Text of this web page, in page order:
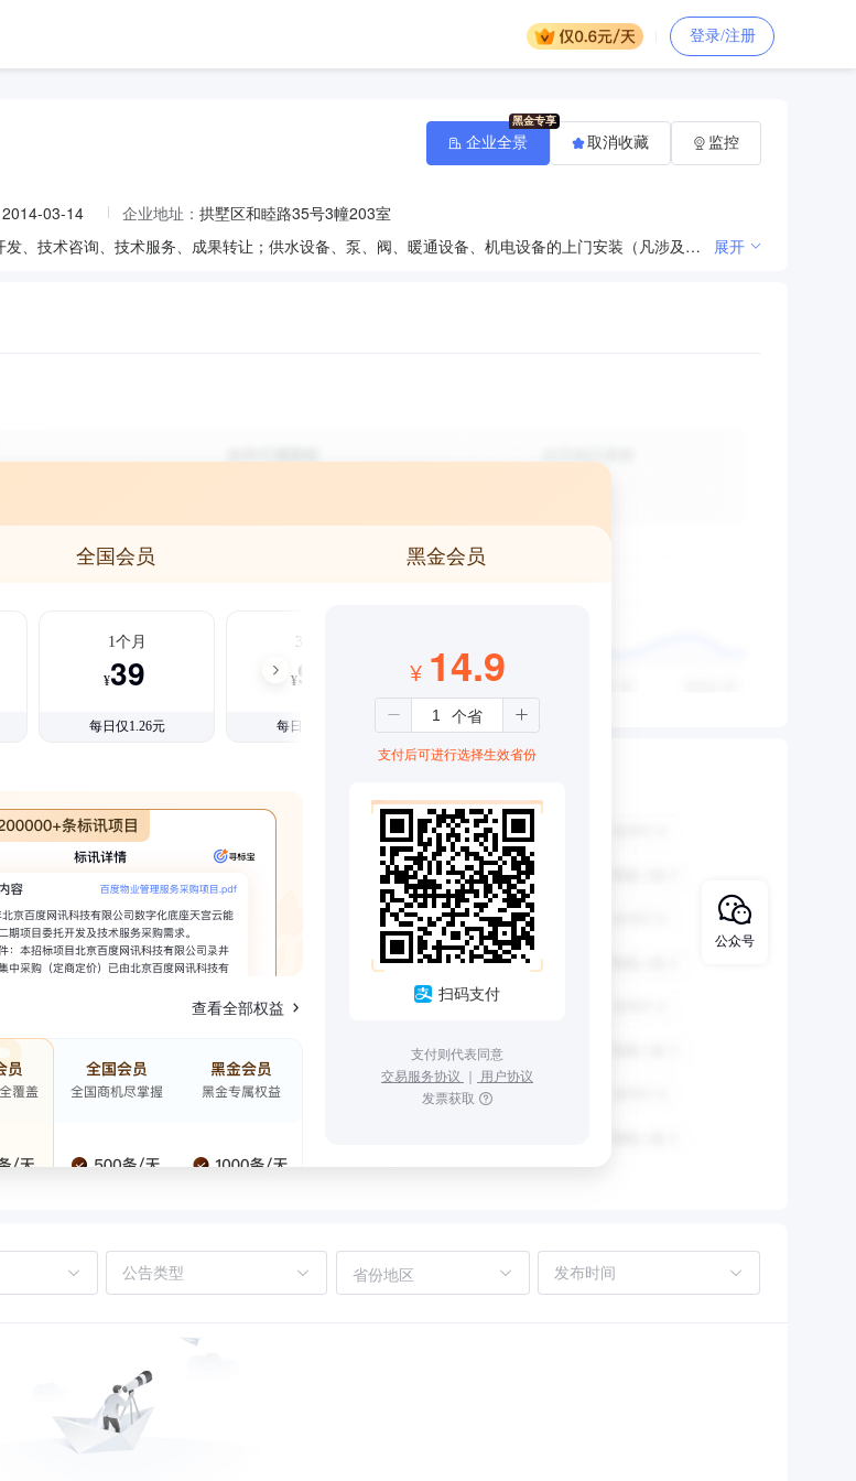
登录/注册
2014-03-14 企业地址： 拱墅区和睦路35号3幢203室
流体设备、供水设备、暖通设备、机电设备的技术开发、技术咨询、技术服务、成果转让；供水设备、泵、阀、暖通设备、机电设备的上门安装（凡涉及许可证、资质证书的，凭有效许可证、资质证书经营）；水电安装［除承装（修、试）电力设施］；供水设备、泵、阀、暖通设备、机电设备的销售。 展开
企业全景 取消收藏 监控
全国会员 黑金会员
1个月
¥39
每日仅1.26元
3个月
¥99
每日仅1.08元
查看全部权益
¥ 14.9
支付后可进行选择生效省份
扫码支付
支付则代表同意
交易服务协议 ｜ 用户协议
发票获取
省份地区
公众号